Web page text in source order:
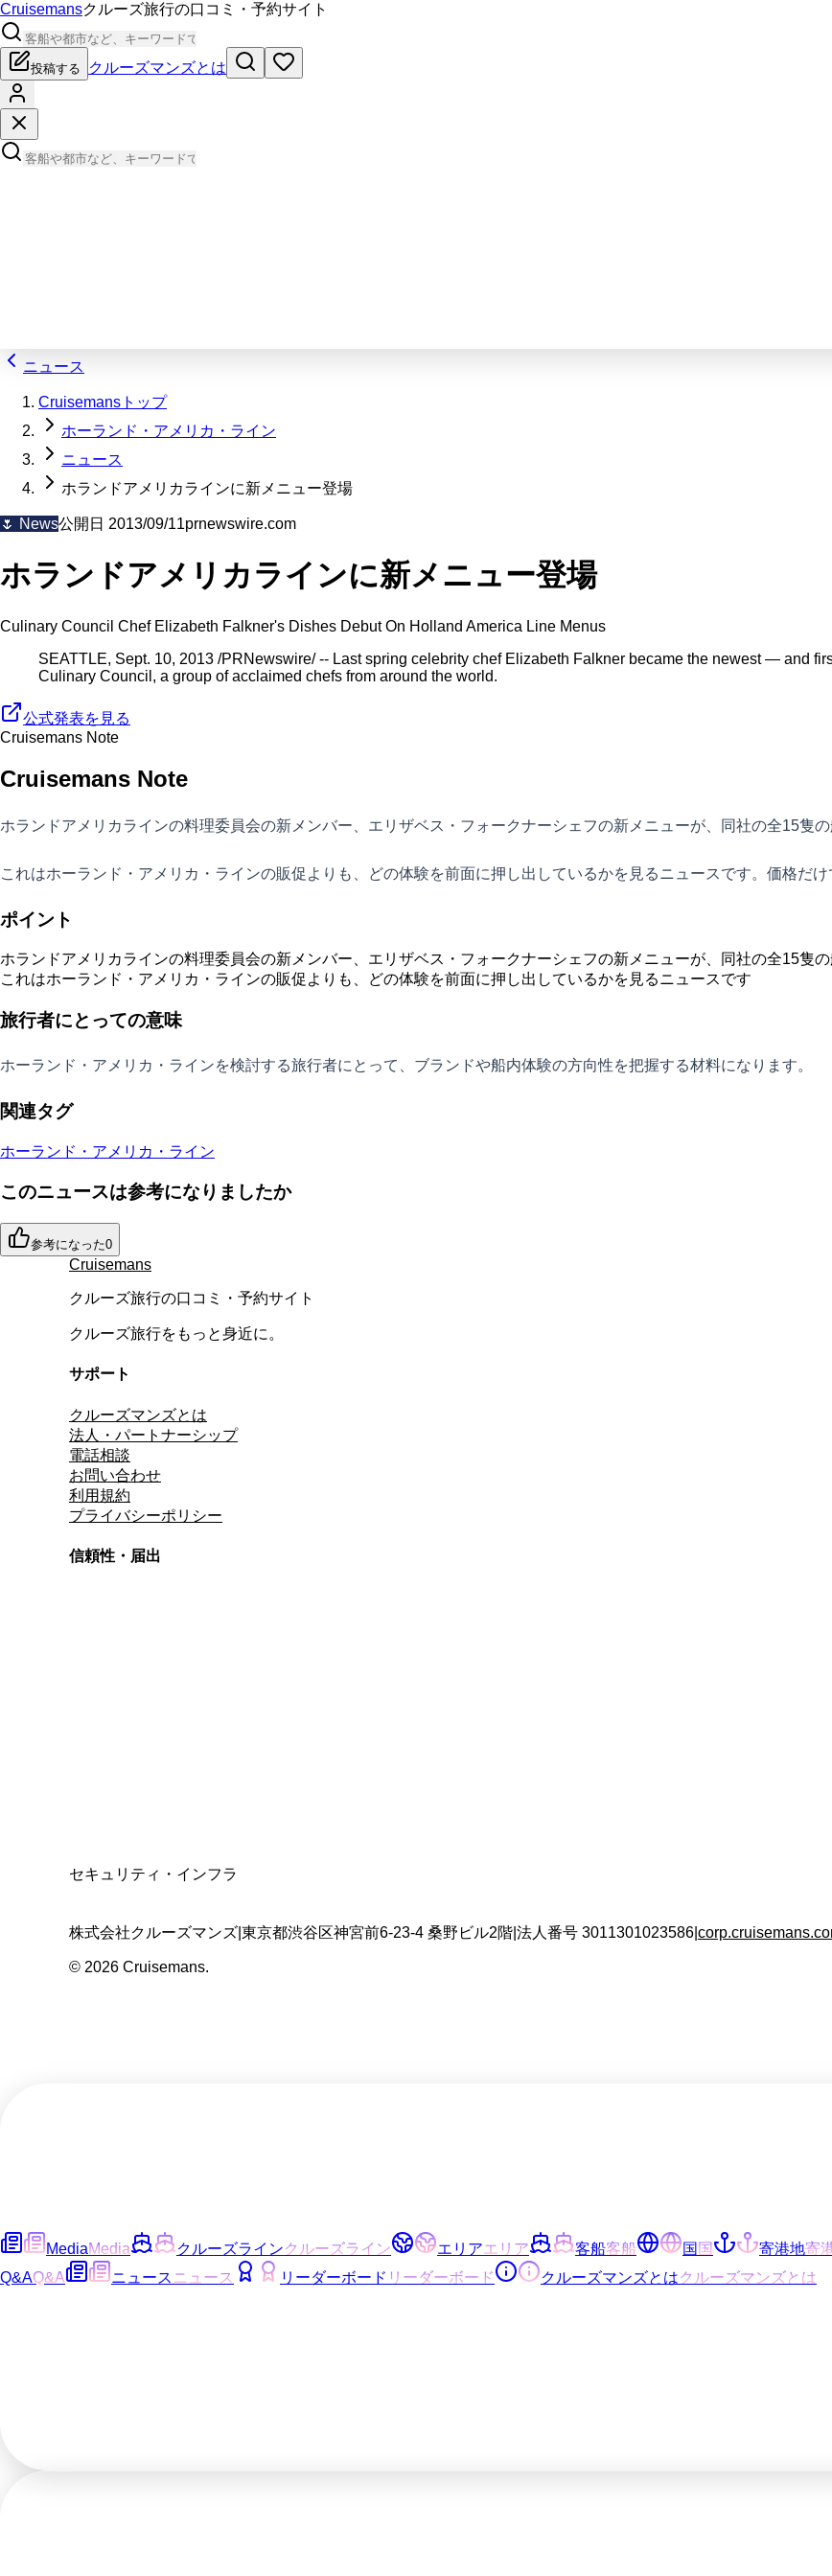
Cruisemansクルーズ旅行の口コミ・予約サイト
投稿する クルーズマンズとは
ニュース
Cruisemansトップ
ホーランド・アメリカ・ライン
ニュース
ホランドアメリカラインに新メニュー登場
🌷 News公開日 2013/09/11prnewswire.com
ホランドアメリカラインに新メニュー登場
Culinary Council Chef Elizabeth Falkner's Dishes Debut On Holland America Line Menus
SEATTLE, Sept. 10, 2013 /PRNewswire/ -- Last spring celebrity chef Elizabeth Falkner became the newest — and
Culinary Council, a group of acclaimed chefs from around the world.
公式発表を見る
Cruisemans Note
Cruisemans Note
ホランドアメリカラインの料理委員会の新メンバー、エリザベス・フォークナーシェフの新メニューが、同社の全15隻
これはホーランド・アメリカ・ラインの販促よりも、どの体験を前面に押し出しているかを見るニュースです。価格だ
ポイント
ホランドアメリカラインの料理委員会の新メンバー、エリザベス・フォークナーシェフの新メニューが、同社の全15隻
これはホーランド・アメリカ・ラインの販促よりも、どの体験を前面に押し出しているかを見るニュースです
旅行者にとっての意味
ホーランド・アメリカ・ラインを検討する旅行者にとって、ブランドや船内体験の方向性を把握する材料になります。
関連タグ
ホーランド・アメリカ・ライン
このニュースは参考になりましたか
参考になった0
Cruisemans
クルーズ旅行の口コミ・予約サイト
クルーズ旅行をもっと身近に。
サポート
クルーズマンズとは
法人・パートナーシップ
電話相談
お問い合わせ
利用規約
プライバシーポリシー
信頼性・届出
セキュリティ・インフラ
株式会社クルーズマンズ 東京都渋谷区神宮前6-23-4 桑野ビル2階 法人番号 3011301023586
© 2026 Cruisemans.
MediaMedia クルーズラインクルーズライン エリアエリア 客船客船 国国 寄港地寄
Q&AQ&A ニュース ニュース リーダーボード リーダーボード クルーズマンズとはクルーズマンズとは